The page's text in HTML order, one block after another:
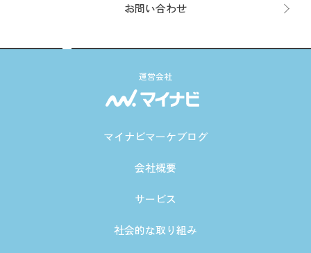
お問い合わせ
運営会社
マイナビマーケブログ
会社概要
サービス
社会的な取り組み